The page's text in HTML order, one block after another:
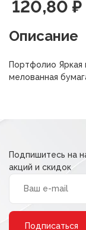
цена
151,00 ₽.
120,80 ₽
Текущая
цена:
120,80 ₽.
Описание
Портфолио Яркая
мелованная
Подпишитесь на
акций и скидок